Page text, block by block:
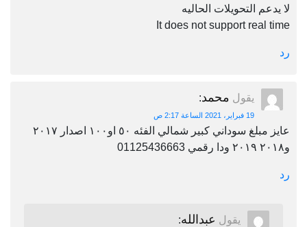
لا يدعم التحويلات الحاليه
It does not support real time
رد
يقول محمد:
19 فبراير، 2021 الساعة 2:17 ص
عايز مبلغ سوداني كبير شمالي الفئه ٥٠ او١٠٠ اصدار ٢٠١٧
و٢٠١٨ ٢٠١٩ ودا رقمي 01125436663
رد
يقول عبدالله: